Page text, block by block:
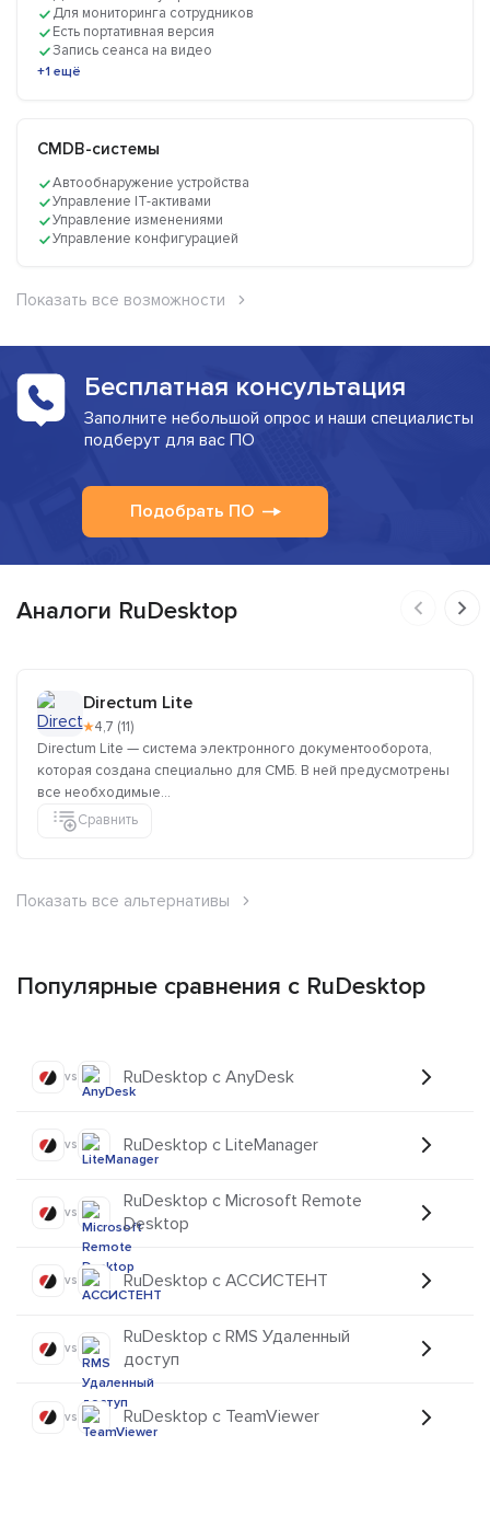
Для мониторинга сотрудников
Есть портативная версия
Запись сеанса на видео
+1 ещё
CMDB-системы
Автообнаружение устройства
Управление IT-активами
Управление изменениями
Управление конфигурацией
Показать все возможности
Бесплатная консультация
Заполните небольшой опрос и наши специалисты
подберут для вас ПО
Подобрать ПО
Аналоги RuDesktop
Directum Lite
★4,7 (11)
Directum Lite — cистема электронного документооборота,
которая создана специально для СМБ. В ней предусмотрены
все необходимые...
Сравнить
Показать все альтернативы
Популярные сравнения с RuDesktop
vs RuDesktop с AnyDesk
vs RuDesktop с LiteManager
vs
RuDesktop с Microsoft Remote
Desktop
vs RuDesktop с АССИСТЕНТ
vs
RuDesktop с RMS Удаленный
доступ
vs RuDesktop с TeamViewer